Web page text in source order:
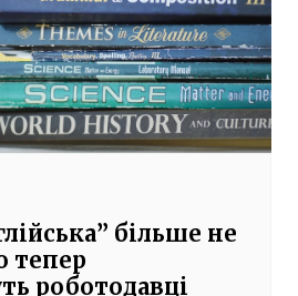
більше не
тепер
роботодавці